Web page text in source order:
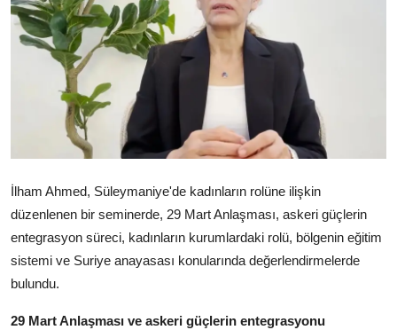
İletişim
Türkçe
İlham Ahmed, Süleymaniye'de kadınların rolüne ilişkin
düzenlenen bir seminerde, 29 Mart Anlaşması, askeri güçlerin
entegrasyon süreci, kadınların kurumlardaki rolü, bölgenin eğitim
sistemi ve Suriye anayasası konularında değerlendirmelerde
bulundu.
29 Mart Anlaşması ve askeri güçlerin entegrasyonu